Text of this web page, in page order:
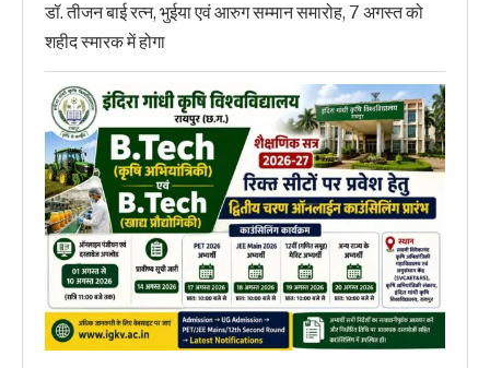
डॉ. तीजन बाई रत्न, भुईया एवं आरुग सम्मान समारोह, 7 अगस्त को
शहीद स्मारक में होगा